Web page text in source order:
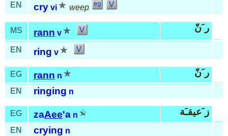
EN cry vi weep
MS rann v ر َنّ
EN ring v
EG rann n ر َنّ
EN ringing n
EG zaAee'a n ز َعيقـَة
EN crying n